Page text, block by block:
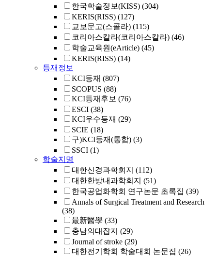
한국학술정보(KISS) (304)
KERIS(RISS) (127)
교보문고(스콜라) (115)
코리아스칼라(코리아스칼라) (46)
학술교육원(eArticle) (45)
KERIS(RISS) (14)
등재정보
KCI등재 (807)
SCOPUS (88)
KCI등재후보 (76)
ESCI (38)
KCI우수등재 (29)
SCIE (18)
구)KCI등재(통합) (3)
SSCI (1)
학술지명
대한신경과학회지 (112)
대한한방내과학회지 (51)
한국공업화학회 연구논문 초록집 (39)
Annals of Surgical Treatment and Research
(38)
最新醫學 (33)
충남의대잡지 (29)
Journal of stroke (29)
대한전기학회 학술대회 논문집 (26)